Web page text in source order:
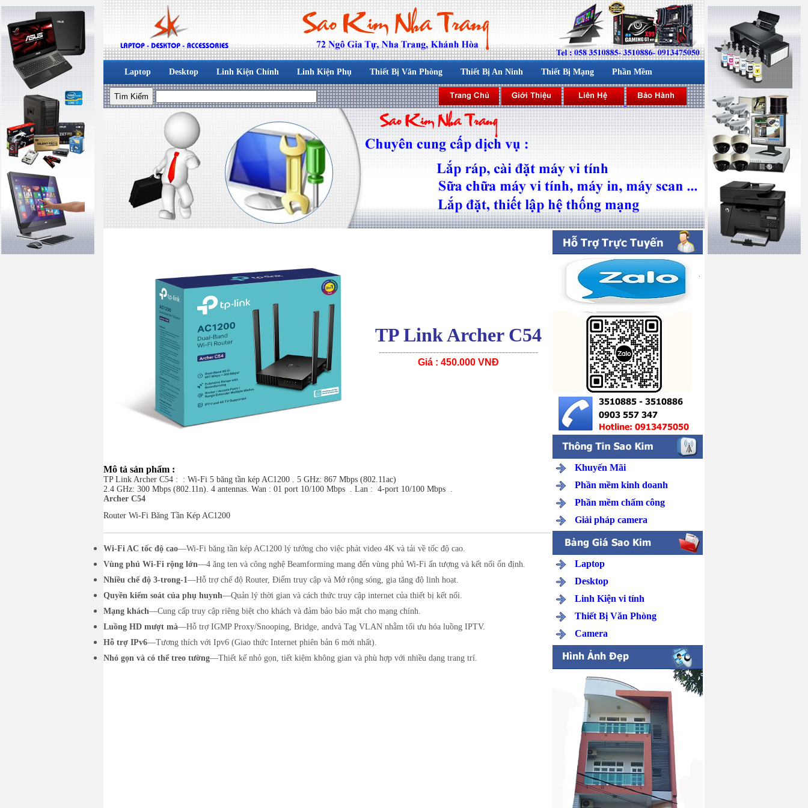
Laptop Desktop Linh Kiện Chính Linh Kiện Phụ Thiết Bị Văn Phòng Thiết Bị An Ninh Thiết Bị Mạng Phần Mềm
TP Link Archer C54
-----------------------------------------------------
Giá : 450.000 VNĐ
Mô tả sản phẩm :
TP Link Archer C54 : : Wi-Fi 5 băng tần kép AC1200 . 5 GHz: 867 Mbps (802.11ac)
2.4 GHz: 300 Mbps (802.11n). 4 antennas. Wan : 01 port 10/100 Mbps . Lan : 4-port 10/100 Mbps .
Archer C54
Router Wi-Fi Băng Tần Kép AC1200
Wi-Fi AC tốc độ cao—Wi-Fi băng tần kép AC1200 lý tưởng cho việc phát video 4K và tải về tốc độ cao.
Vùng phủ Wi-Fi rộng lớn—4 ăng ten và công nghệ Beamforming mang đến vùng phủ Wi-Fi ấn tượng và kết nối ổn định.
Nhiều chế độ 3-trong-1—Hỗ trợ chế độ Router, Điểm truy cập và Mở rộng sóng, gia tăng độ linh hoạt.
Quyền kiểm soát của phụ huynh—Quản lý thời gian và cách thức truy cập internet của thiết bị kết nối.
Mạng khách—Cung cấp truy cập riêng biệt cho khách và đảm bảo bảo mật cho mạng chính.
Luồng HD mượt mà—Hỗ trợ IGMP Proxy/Snooping, Bridge, andvà Tag VLAN nhằm tối ưu hóa luồng IPTV.
Hỗ trợ IPv6—Tương thích với Ipv6 (Giao thức Internet phiên bản 6 mới nhất).
Nhỏ gọn và có thể treo tường—Thiết kế nhỏ gọn, tiết kiệm không gian và phù hợp với nhiều dạng trang trí.
Khuyến Mãi
Phần mềm kinh doanh
Phần mềm chấm công
Giải pháp camera
Laptop
Desktop
Linh Kiện vi tính
Thiết Bị Văn Phòng
Camera